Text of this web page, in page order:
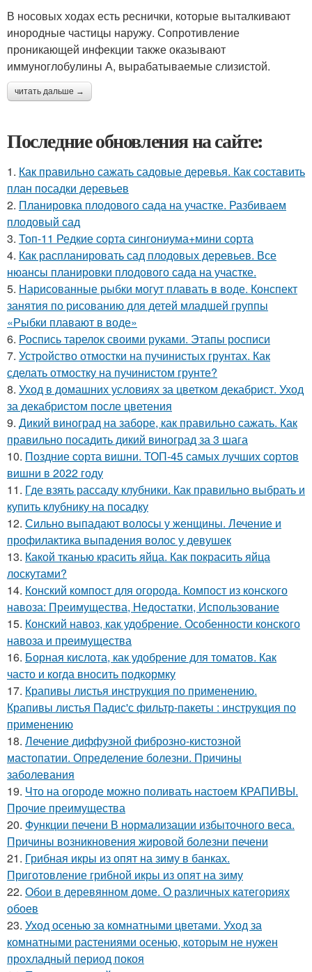
В носовых ходах есть реснички, которые выталкивают
инородные частицы наружу. Сопротивление
проникающей инфекции также оказывают
иммуноглобулины А, вырабатываемые слизистой.
читать дальше →
Последние обновления на сайте:
1. Как правильно сажать садовые деревья. Как составить
план посадки деревьев
2. Планировка плодового сада на участке. Разбиваем
плодовый сад
3. Топ-11 Редкие сорта сингониума+мини сорта
4. Как распланировать сад плодовых деревьев. Все
нюансы планировки плодового сада на участке.
5. Нарисованные рыбки могут плавать в воде. Конспект
занятия по рисованию для детей младшей группы
«Рыбки плавают в воде»
6. Роспись тарелок своими руками. Этапы росписи
7. Устройство отмостки на пучинистых грунтах. Как
сделать отмостку на пучинистом грунте?
8. Уход в домашних условиях за цветком декабрист. Уход
за декабристом после цветения
9. Дикий виноград на заборе, как правильно сажать. Как
правильно посадить дикий виноград за 3 шага
10. Поздние сорта вишни. ТОП-45 самых лучших сортов
вишни в 2022 году
11. Где взять рассаду клубники. Как правильно выбрать и
купить клубнику на посадку
12. Сильно выпадают волосы у женщины. Лечение и
профилактика выпадения волос у девушек
13. Какой тканью красить яйца. Как покрасить яйца
лоскутами?
14. Конский компост для огорода. Компост из конского
навоза: Преимущества, Недостатки, Использование
15. Конский навоз, как удобрение. Особенности конского
навоза и преимущества
16. Борная кислота, как удобрение для томатов. Как
часто и когда вносить подкормку
17. Крапивы листья инструкция по применению.
Крапивы листья Падис'с фильтр-пакеты : инструкция по
применению
18. Лечение диффузной фиброзно-кистозной
мастопатии. Определение болезни. Причины
заболевания
19. Что на огороде можно поливать настоем КРАПИВЫ.
Прочие преимущества
20. Функции печени В нормализации избыточного веса.
Причины возникновения жировой болезни печени
21. Грибная икры из опят на зиму в банках.
Приготовление грибной икры из опят на зиму
22. Обои в деревянном доме. О различных категориях
обоев
23. Уход осенью за комнатными цветами. Уход за
комнатными растениями осенью, которым не нужен
прохладный период покоя